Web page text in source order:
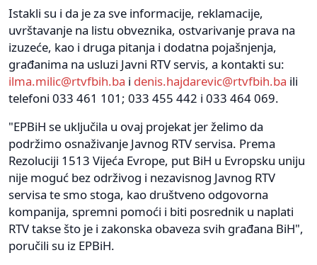
Istakli su i da je za sve informacije, reklamacije,
uvrštavanje na listu obveznika, ostvarivanje prava na
izuzeće, kao i druga pitanja i dodatna pojašnjenja,
građanima na usluzi Javni RTV servis, a kontakti su:
ilma.milic@rtvfbih.ba i denis.hajdarevic@rtvfbih.ba ili
telefoni 033 461 101; 033 455 442 i 033 464 069.
"EPBiH se uključila u ovaj projekat jer želimo da
podržimo osnaživanje Javnog RTV servisa. Prema
Rezoluciji 1513 Vijeća Evrope, put BiH u Evropsku uniju
nije moguć bez održivog i nezavisnog Javnog RTV
servisa te smo stoga, kao društveno odgovorna
kompanija, spremni pomoći i biti posrednik u naplati
RTV takse što je i zakonska obaveza svih građana BiH",
poručili su iz EPBiH.